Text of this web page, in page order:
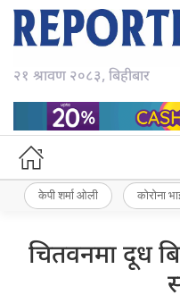
२१ श्रावण २०८३, बिहीबार
केपी शर्मा ओली कोरोना
चितवनमा दूध